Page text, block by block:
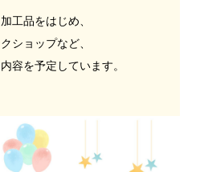
工品をはじめ、
ショップなど、
容を予定しています。